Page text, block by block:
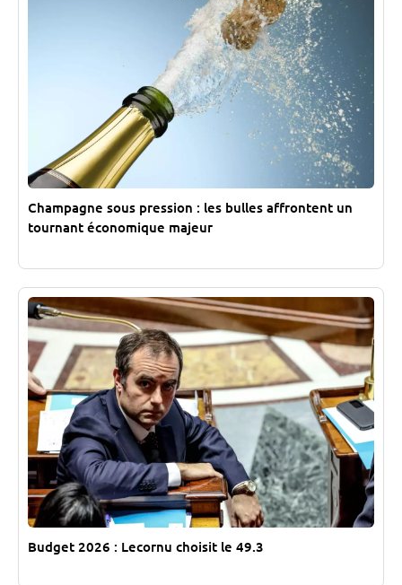
Champagne sous pression : les bulles affrontent un
tournant économique majeur
Budget 2026 : Lecornu choisit le 49.3